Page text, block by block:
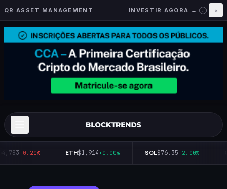
QR ASSET MANAGEMENT INVESTIR AGORA → i ×
-0.20% ETH$1,914+0.00% SOL$76.35+2.00%